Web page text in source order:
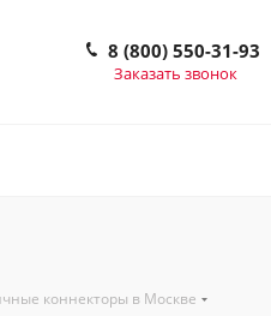
8 (800) 550-31-93
Заказать звонок
коннекторы в Москве